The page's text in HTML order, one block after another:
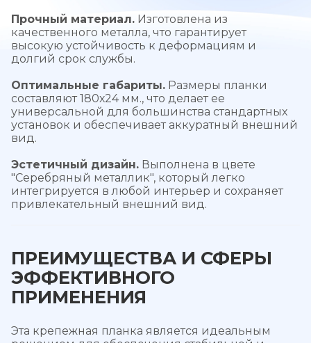
Прочный материал. Изготовлена из
качественного металла, что гарантирует
высокую устойчивость к деформациям и
долгий срок службы.
Оптимальные габариты. Размеры планки
составляют 180х24 мм., что делает ее
универсальной для большинства стандартных
установок и обеспечивает аккуратный внешний
вид.
Эстетичный дизайн. Выполнена в цвете
"Серебряный металлик", который легко
интегрируется в любой интерьер и сохраняет
привлекательный внешний вид.
ПРЕИМУЩЕСТВА И СФЕРЫ
ЭФФЕКТИВНОГО
ПРИМЕНЕНИЯ
Эта крепежная планка является идеальным